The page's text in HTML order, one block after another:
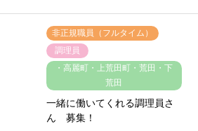
非正規職員（フルタイム）
調理員
・高麗町・上荒田町・荒田・下
荒田
一緒に働いてくれる調理員さ
ん 募集！